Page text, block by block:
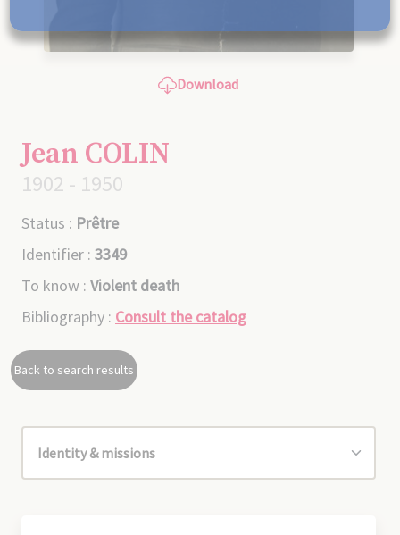
Download
Jean COLIN
1902 - 1950
Status : Prêtre
Identifier : 3349
To know : Violent death
Bibliography : Consult the catalog
Back to search results